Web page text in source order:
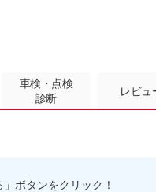
車検・点検
診断
レビュ
ボタンをクリック！